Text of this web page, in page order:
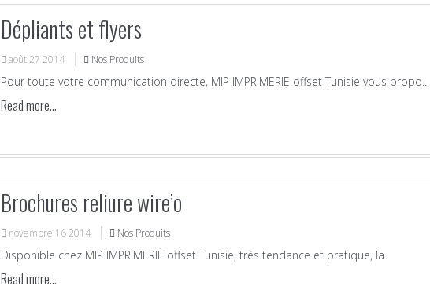
Dépliants et flyers
août 27 2014 Nos Produits
Pour toute votre communication directe, MIP IMPRIMERIE offset Tunisie vous propo...
Read more...
Brochures reliure wire’o
novembre 16 2014 Nos Produits
Disponible chez MIP IMPRIMERIE offset Tunisie, très tendance et pratique, la
Read more...